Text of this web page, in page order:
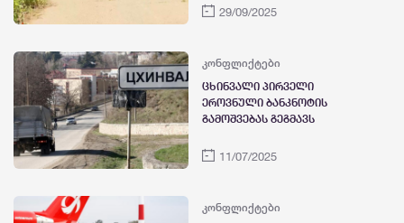
შეხვედრა გაიმართება
29/09/2025
კონფლიქტები
ცხინვალი პირველი
ეროვნული ბანკნოტის
გამოშვებას გეგმავს
11/07/2025
კონფლიქტები